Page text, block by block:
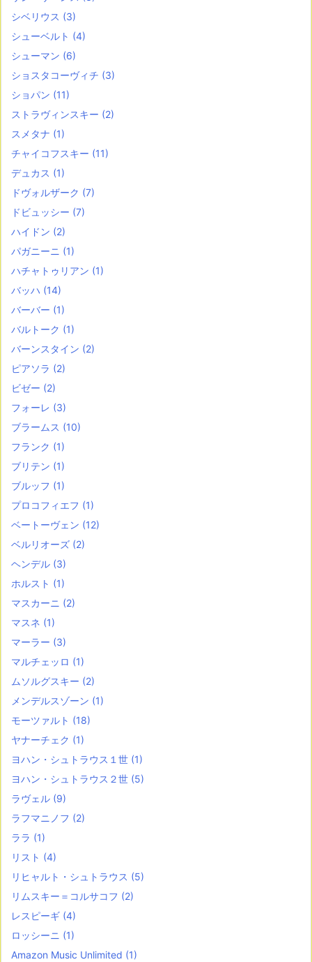
シベリウス (3)
シューベルト (4)
シューマン (6)
ショスタコーヴィチ (3)
ショパン (11)
ストラヴィンスキー (2)
スメタナ (1)
チャイコフスキー (11)
デュカス (1)
ドヴォルザーク (7)
ドビュッシー (7)
ハイドン (2)
パガニーニ (1)
ハチャトゥリアン (1)
バッハ (14)
バーバー (1)
バルトーク (1)
バーンスタイン (2)
ピアソラ (2)
ビゼー (2)
フォーレ (3)
ブラームス (10)
フランク (1)
ブリテン (1)
ブルッフ (1)
プロコフィエフ (1)
ベートーヴェン (12)
ベルリオーズ (2)
ヘンデル (3)
ホルスト (1)
マスカーニ (2)
マスネ (1)
マーラー (3)
マルチェッロ (1)
ムソルグスキー (2)
メンデルスゾーン (1)
モーツァルト (18)
ヤナーチェク (1)
ヨハン・シュトラウス１世 (1)
ヨハン・シュトラウス２世 (5)
ラヴェル (9)
ラフマニノフ (2)
ララ (1)
リスト (4)
リヒャルト・シュトラウス (5)
リムスキー＝コルサコフ (2)
レスピーギ (4)
ロッシーニ (1)
Amazon Music Unlimited (1)